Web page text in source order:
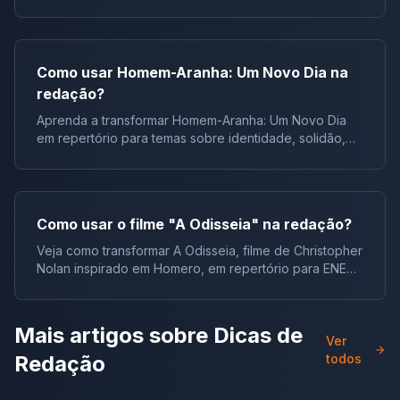
Como usar Homem-Aranha: Um Novo Dia na
redação?
Aprenda a transformar Homem-Aranha: Um Novo Dia
em repertório para temas sobre identidade, solidão,
Como usar o filme "A Odisseia" na redação?
Veja como transformar A Odisseia, filme de Christopher
Nolan inspirado em Homero, em repertório para ENEM,
Mais artigos sobre Dicas de
Redação
Ver
todos